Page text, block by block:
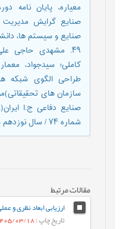
معیاره، پایان نامه
صنایع گرایش مدیریت
صنایع و سیستم ها،
۴۹. مشهدی حاجی
طراحی الگوی شبکه
سازمان های
صنايع دفاعی ج.ا
شماره ۷۴ / سال نوزدهم ص ۸۷-۱۲۶
مقالات مرتبط
تاریخ چاپ: 1405/03/18